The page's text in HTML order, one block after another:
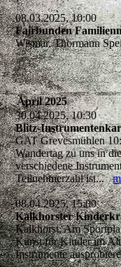
08.03.2025, 10:00
Fairbunden
Wismar, Thormann
April 2025
30.04.2025, 10:30
Blitz-
GAT Grevesmühlen
Wandertag zu uns in
verschiedene
Teilnehmerzahl ist...
08.04.2025, 15:00
Kalkhorster
Kalkhorst, Am
Kunst für Kinder im
Instrumente